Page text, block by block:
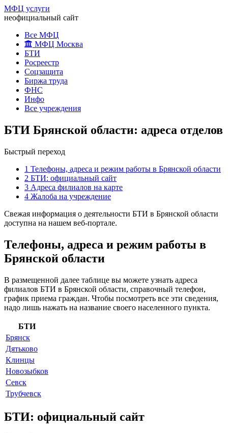
МФЦ услуги
неофициальный сайт
Все МФЦ
МФЦ Москва
БТИ
Росреестр
Соцзащита
Биржа труда
ФНС
Инфо
Все учреждения
БТИ Брянской области: адреса отделов
Быстрый переход
1 Телефоны, адреса и режим работы в Брянской области
2 БТИ: официальный сайт
3 Адреса филиалов на карте
4 Жалоба на учреждение
Свежая информация о деятельности БТИ в Брянской области
доступна на нашем веб-портале.
Телефоны, адреса и режим работы в
Брянской области
В размещенной далее таблице вы можете узнать адреса
филиалов БТИ в Брянской области, справочный телефон,
график приема граждан. Чтобы посмотреть все эти сведения,
надо лишь нажать на название своего населенного пункта.
БТИ
Брянск
Дятьково
Клинцы
Новозыбков
Севск
Трубчевск
БТИ: официальный сайт